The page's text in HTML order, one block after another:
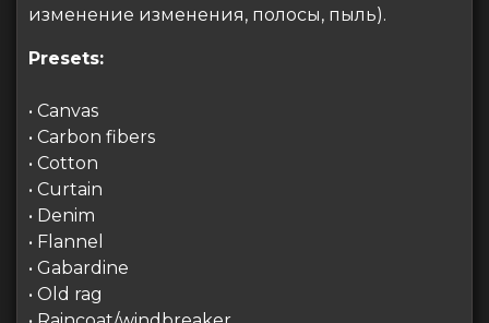
изменение изменения, полосы, пыль).
Presets:
• Canvas
• Carbon fibers
• Cotton
• Curtain
• Denim
• Flannel
• Gabardine
• Old rag